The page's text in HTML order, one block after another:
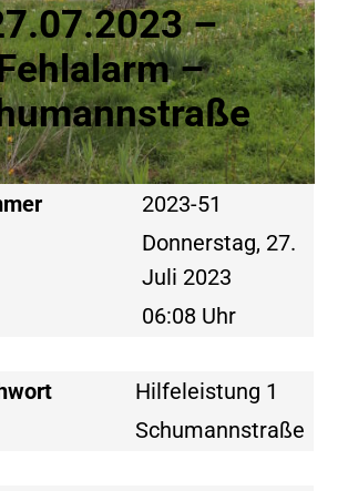
–
–
2023-51
Donnerstag, 27.
Juli 2023
06:08 Uhr
Hilfeleistung 1
Schumannstraße